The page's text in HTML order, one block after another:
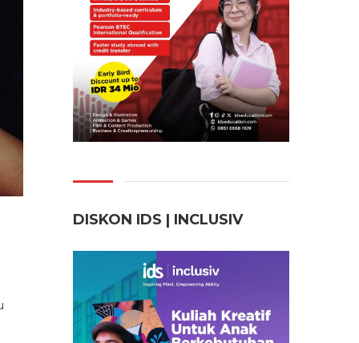
DISKON IDS | INCLUSIV